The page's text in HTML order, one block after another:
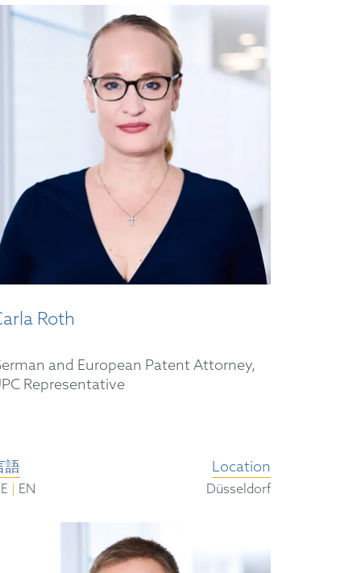
Roth
and European Patent Attorney,
Representative
語
EN
Location
Düsseldorf